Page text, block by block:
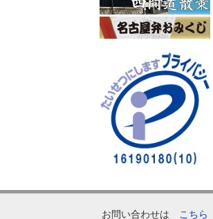
お問い合わせは こちら